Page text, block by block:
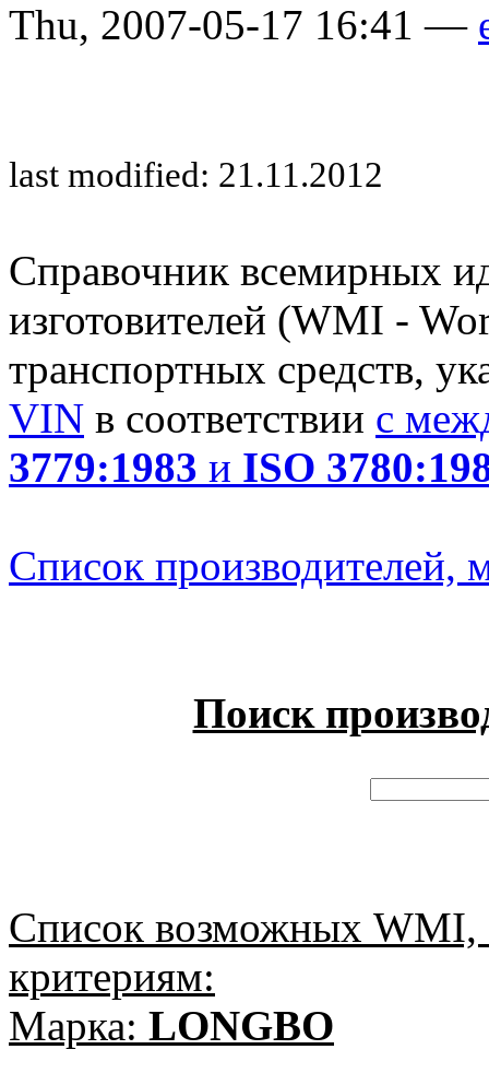
Thu, 2007-05-17 16:41 —
last modified: 21.11.2012
Справочник всемирных
изготовителей (WMI -
транспортных средств,
VIN в соответствии с
3779:1983 и ISO
Список производителей,
Поиск
Список возможных
критериям:
Марка: LONGBO